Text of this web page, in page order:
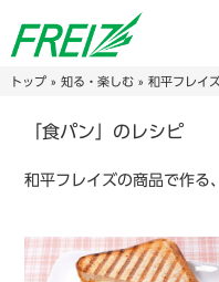
トップ» 知る・楽しむ» 和平フレイ
「食パン」のレシピ
和平フレイズの商品で作る